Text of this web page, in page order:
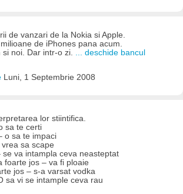
de vanzari de la Nokia si Apple.
de iPhones pana acum.
noi. Dar intr-o zi.
... deschide bancul
Luni, 1 Septembrie 2008
lor stiintifica.
sa te certi
o sa te impaci
sa scape
se va intampla ceva neasteptat
foarte jos – va fi ploaie
jos – s-a varsat vodka
sa vi se intample ceva rau